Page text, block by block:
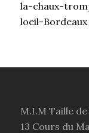
M.I.M Taille
13 Cours du